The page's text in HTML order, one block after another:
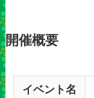
開催概要
イベント名